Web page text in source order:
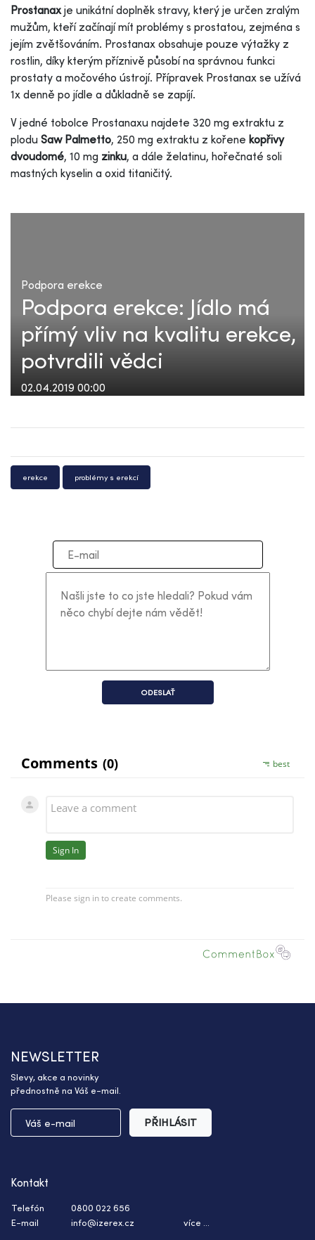
Prostanax je unikátní doplněk stravy, který je určen zralým
mužům, kteří začínají mít problémy s prostatou, zejména s
jejím zvětšováním. Prostanax obsahuje pouze výtažky z
rostlin, díky kterým příznivě působí na správnou funkci
prostaty a močového ústrojí. Přípravek Prostanax se užívá
1x denně po jídle a důkladně se zapíjí.
V jedné tobolce Prostanaxu najdete 320 mg extraktu z
plodu Saw Palmetto, 250 mg extraktu z kořene kopřivy
dvoudomé, 10 mg zinku, a dále želatinu, hořečnaté soli
mastných kyselin a oxid titaničitý.
Podpora erekce
Podpora erekce: Jídlo má
přímý vliv na kvalitu erekce,
potvrdili vědci
02.04.2019 00:00
erekce problémy s erekcí
ODESLAŤ
NEWSLETTER
Slevy, akce a novinky
přednostně na Váš e-mail.
PŘIHLÁSIT
Kontakt
Telefón
0800 022 656
E-mail
info@izerex.cz více ...